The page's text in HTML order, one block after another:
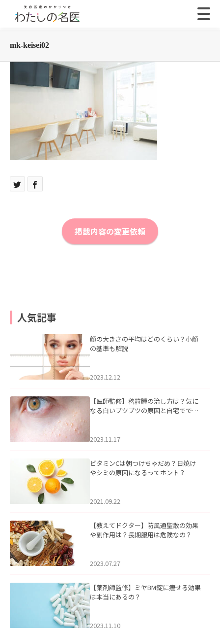
mk-keisei02
掲載内容の変更依頼
人気記事
顔の大きさの平均はどのくらい？小顔
の基準も解説
2023.12.12
【医師監修】稗粒腫の治し方は？気に
なる白いブツブツの原因と自宅ででき
2023.11.17
ビタミンCは朝つけちゃだめ？日焼け
やシミの原因になるってホント？
2021.09.22
【教えてドクター】防風通聖散の効果
や副作用は？長期服用は危険なの？
2023.07.27
【薬剤師監修】ミヤBM錠に痩せる効果
は本当にあるの？
2023.11.10